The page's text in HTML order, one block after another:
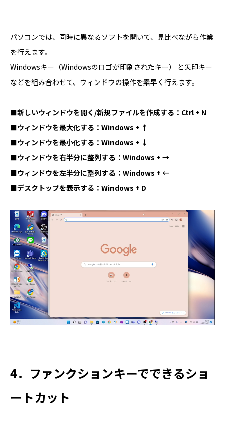
パソコンでは、同時に異なるソフトを開いて、見比べながら作業
を行えます。
Windowsキー（Windowsのロゴが印刷されたキー） と矢印キー
などを組み合わせて、ウィンドウの操作を素早く行えます。
■新しいウィンドウを開く/新規ファイルを作成する：Ctrl + N
■ウィンドウを最大化する：Windows + ↑
■ウィンドウを最小化する：Windows + ↓
■ウィンドウを右半分に整列する：Windows + →
■ウィンドウを左半分に整列する：Windows + ←
■デスクトップを表示する：Windows + D
4．ファンクションキーでできるショ
ートカット